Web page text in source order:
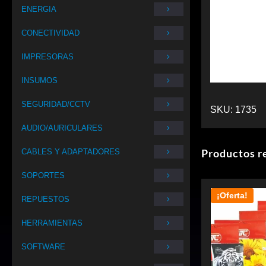
ENERGIA
CONECTIVIDAD
IMPRESORAS
INSUMOS
SEGURIDAD/CCTV
AUDIO/AURICULARES
CABLES Y ADAPTADORES
SOPORTES
REPUESTOS
HERRAMIENTAS
SOFTWARE
SKU: 1735
Productos
¡Oferta!